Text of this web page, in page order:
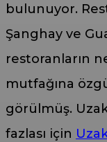
bulunuyor.
Şanghay ve
restoranların
mutfağına
görülmüş.
fazlası için